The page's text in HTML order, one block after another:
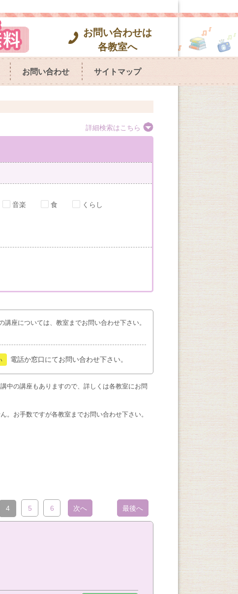
お問い合わせは
各教室へ
お問い合わせ サイトマップ
詳細検索はこちら
音楽 食 くらし
座については、教室までお問い合わせ下さい。
電話か窓口にてお問い合わせ下さい。
中の講座もありますので、詳しくは各教室にお問
お手数ですが各教室までお問い合わせ下さい。
4 5 6 次へ 最後へ